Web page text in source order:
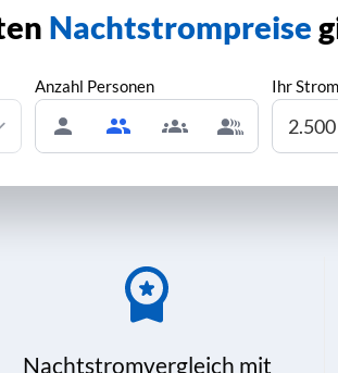
Nachtstrompreise
Anzahl Personen Ihr
Nachtstromvergleich mit